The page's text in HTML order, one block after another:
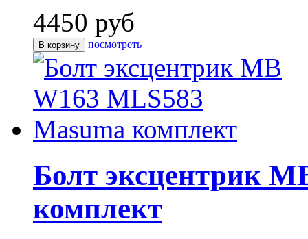
4450 руб
посмотреть
Болт эксцентрик
комплект